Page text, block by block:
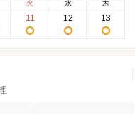
火
11
水
12
木
13